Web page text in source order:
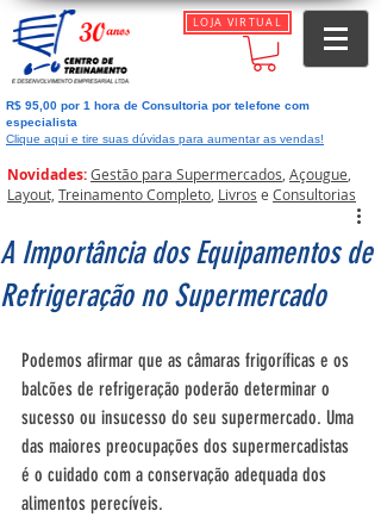
LOJA VIRTUAL
R$ 95,00 por 1 hora de Consultoria por telefone com
especialista
Clique aqui e tire suas dúvidas para aumentar as vendas!
Novidades:Gestão para Supermercados, Açougue,
Layout, Treinamento Completo, Livros e Consultorias
A Importância dos Equipamentos de
Refrigeração no Supermercado
Podemos afirmar que as câmaras frigoríficas e os
balcões de refrigeração poderão determinar o
sucesso ou insucesso do seu supermercado. Uma
das maiores preocupações dos supermercadistas
é o cuidado com a conservação adequada dos
alimentos perecíveis.